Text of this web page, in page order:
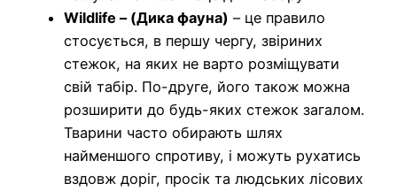
Wildlife – (Дика фауна) – це правило
стосується, в першу чергу, звіриних
стежок, на яких не варто розміщувати
свій табір. По-друге, його також можна
розширити до будь-яких стежок загалом.
Тварини часто обирають шлях
найменшого спротиву, і можуть рухатись
вздовж доріг, просік та людських лісових